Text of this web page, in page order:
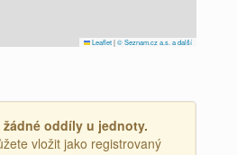
Leaflet|© Seznam.cz a.s. a další
oddíly u jednoty.
vložit jako registrovaný